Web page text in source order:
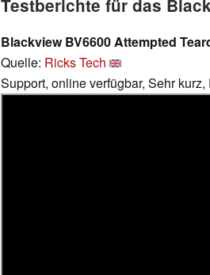
Testberichte für das
Blackview BV6600 Attempted
Quelle: Ricks Tech
Support, online verfügbar, Sehr